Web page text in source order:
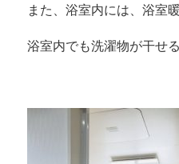
また、浴室内には、浴室
浴室内でも洗濯物が干せ